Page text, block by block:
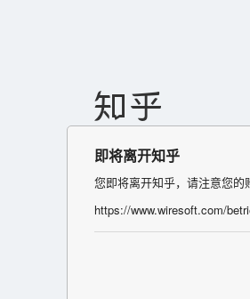
即将离开知乎
您即将离开知乎，请注意您的
https://www.wiresoft.com/